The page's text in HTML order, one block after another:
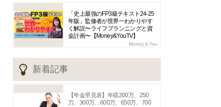
「史上最強のFP3級テキスト24-25
年版」監修者が世界一わかりやす
く解説〜ライフプランニングと資
金計画〜【Money&YouTV】
Money＆You
新着記事
【年金早見表】年収200万、250
万、300万…600万、650万、700